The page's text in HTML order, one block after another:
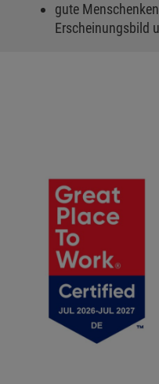
gute
Erscheinungsbild